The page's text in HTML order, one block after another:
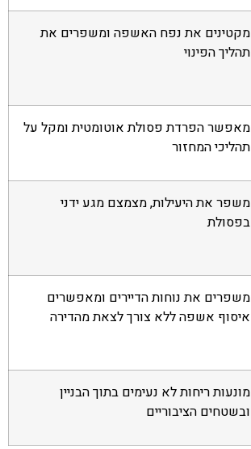
מקטינים את נפח האשפה ומשפרים את
תהליך הפינוי
מאפשר הפרדת פסולת אוטומטית ומקל על
תהליכי המחזור
משפר את היעילות, מצמצם מגע ידני
בפסולת
משפרים את נוחות הדיירים ומאפשרים
איסוף אשפה ללא צורך לצאת מהדירה
מונעות ריחות לא נעימים בתוך הבניין
ובשטחים הציבוריים